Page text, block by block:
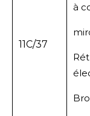
11C/37
à